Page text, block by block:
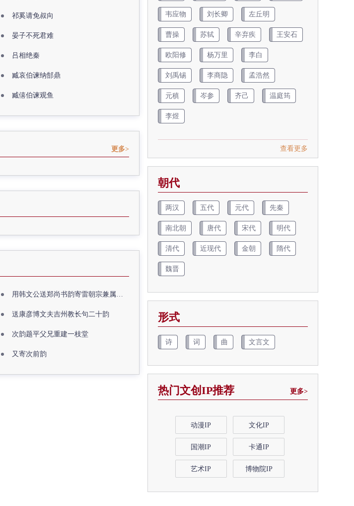
祁奚请免叔向
晏子不死君难
吕相绝秦
臧哀伯谏纳郜鼎
臧僖伯谏观鱼
更多>
用韩文公送郑尚书韵寄雷朝宗兼属欧阳全真
送康彦博文夫吉州教长句二十韵
次韵题平父兄重建一枝堂
又寄次前韵
韦应物 刘长卿 左丘明
曹操 苏轼 辛弃疾 王安石
欧阳修 杨万里 李白
刘禹锡 李商隐 孟浩然
元稹 岑参 齐己 温庭筠
李煜
查看更多
朝代
两汉 五代 元代 先秦
南北朝 唐代 宋代 明代
清代 近现代 金朝 隋代
魏晋
形式
诗 词 曲 文言文
热门文创IP推荐 更多>
动漫IP 文化IP
国潮IP 卡通IP
艺术IP 博物院IP